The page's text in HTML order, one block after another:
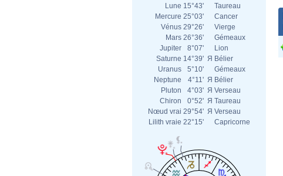
Lune 15°43'
Taureau
Mercure 25°03'
Cancer
Vénus 29°26'
Vierge
Mars 26°36'
Gémeaux
Jupiter
8°07'
Lion
Saturne 14°39' Я Bélier
Uranus
5°10'
Gémeaux
Neptune
4°11' Я Bélier
Pluton
4°03' Я Verseau
Chiron
0°52' Я Taureau
Nœud vrai 29°54' Я Verseau
Lilith vraie 22°15' Capricorne